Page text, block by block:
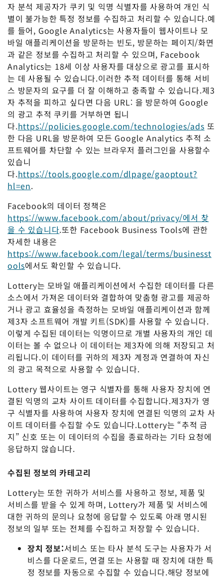
자 분석 제공자가 쿠키 및 익명 식별자를 사용하여 개인 식
별이 불가능한 특정 정보를 수집하고 처리할 수 있습니다.예
를 들어, Google Analytics는 사용자들이 웹사이트나 모
바일 애플리케이션을 방문하는 빈도, 방문하는 페이지/화면
과 같은 정보를 수집하고 처리할 수 있으며, Facebook
Analytics는 18세 이상 사용자를 대상으로 광고를 표시하
는 데 사용될 수 있습니다.이러한 추적 데이터를 통해 서비
스 방문자의 요구를 더 잘 이해하고 충족할 수 있습니다.제3
자 추적을 피하고 싶다면 다음 URL: 을 방문하여 Google
의 광고 추적 쿠키를 거부하면 됩니
다.https://policies.google.com/technologies/ads 또
한 다음 URL을 방문하여 모든 Google Analytics 추적 소
프트웨어를 차단할 수 있는 브라우저 플러그인을 사용할수
있습니
다.https://tools.google.com/dlpage/gaoptout?
hl=en.
Facebook의 데이터 정책은
https://www.facebook.com/about/privacy/에서 찾
을 수 있습니다.또한 Facebook Business Tools에 관한
자세한 내용은
https://www.facebook.com/legal/terms/businesst
ools에서도 확인할 수 있습니다.
Lottery는 모바일 애플리케이션에서 수집한 데이터를 다른
소스에서 가져온 데이터와 결합하여 맞춤형 광고를 제공하
거나 광고 효율성을 측정하는 모바일 애플리케이션과 함께
제3자 소프트웨어 개발 키트(SDK)를 사용할 수 있습니다.
이렇게 수집된 데이터는 익명이므로 개별 사용자의 개인 데
이터는 볼 수 없으나 이 데이터는 제3자에 의해 저장되고 처
리됩니다.이 데이터를 귀하의 제3자 계정과 연결하여 자신
의 광고 목적으로 사용할 수 있습니다.
Lottery 웹사이트는 영구 식별자를 통해 사용자 장치에 연
결된 익명의 교차 사이트 데이터를 수집합니다.제3자가 영
구 식별자를 사용하여 사용자 장치에 연결된 익명의 교차 사
이트 데이터를 수집할 수도 있습니다.Lottery는 “추적 금
지” 신호 또는 이 데이터의 수집을 종료하라는 기타 요청에
응답하지 않습니다.
수집된 정보의 카테고리
Lottery는 또한 귀하가 서비스를 사용하고 정보, 제품 및
서비스를 받을 수 있게 하며, Lottery가 제품 및 서비스에
대한 귀하의 문의나 요청에 응답할 수 있도록 아래 명시된
정보의 일부 또는 전체를 수집하고 저장할 수 있습니다.
장치 정보:서비스 또는 타사 분석 도구는 사용자가 서
비스를 다운로드, 연결 또는 사용할 때 장치에 대한 특
정 정보를 자동으로 수집할 수 있습니다.해당 정보에